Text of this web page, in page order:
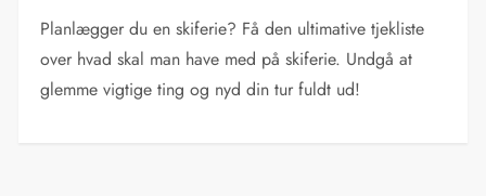
Planlægger du en skiferie? Få den ultimative tjekliste
over hvad skal man have med på skiferie. Undgå at
glemme vigtige ting og nyd din tur fuldt ud!